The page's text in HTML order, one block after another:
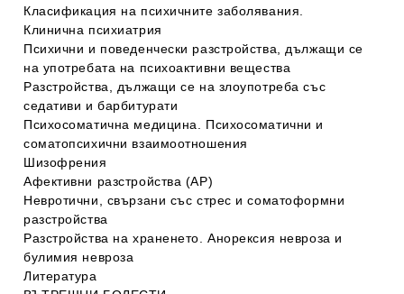
Класификация на психичните заболявания.
Клинична психиатрия
Психични и поведенчески разстройства, дължащи се
на употребата на психоактивни вещества
Разстройства, дължащи се на злоупотреба със
седативи и барбитурати
Психосоматична медицина. Психосоматични и
соматопсихични взаимоотношения
Шизофрения
Афективни разстройства (АР)
Невротични, свързани със стрес и соматоформни
разстройства
Разстройства на храненето. Анорексия невроза и
булимия невроза
Литература